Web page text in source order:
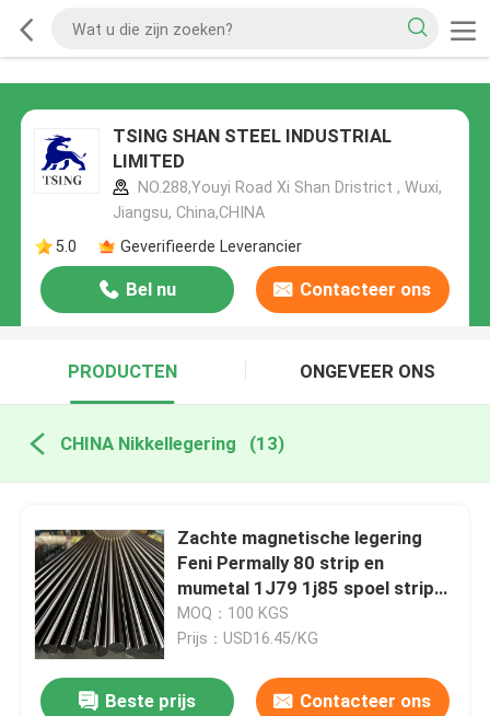
TSING SHAN STEEL INDUSTRIAL
LIMITED
NO.288,Youyi Road Xi Shan Dristrict , Wuxi,
Jiangsu, China,CHINA
5.0
Geverifieerde Leverancier
Bel nu Contacteer ons
PRODUCTEN ONGEVEER ONS
CHINA Nikkellegering (13)
Zachte magnetische legering
Feni Permally 80 strip en
mumetal 1J79 1j85 spoel strip
plaat
MOQ：100 KGS
Prijs：USD16.45/KG
Beste prijs Contacteer ons